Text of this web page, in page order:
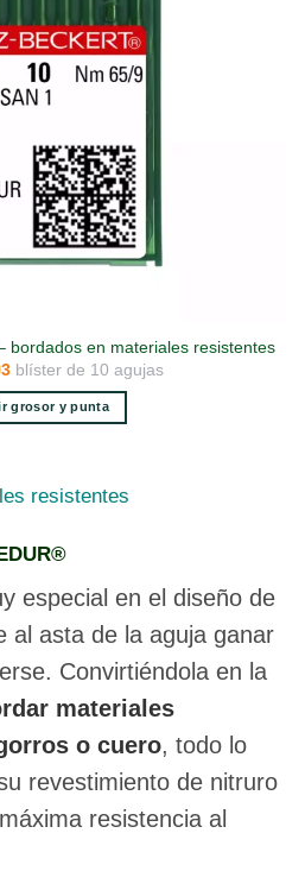
resistentes
especial en el diseño de
al asta de la aguja ganar
Convirtiéndola en la
materiales
o cuero, todo lo
revestimiento de nitruro
resistencia al
bordados en materiales resistentes
El
actual
es:
$3.93.
blíster de 10 agujas
grosor y punta
tiene
Las
opciones
se
pueden
elegir
en
la
de
producto